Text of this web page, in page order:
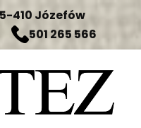
410 Józefów
501 265 566